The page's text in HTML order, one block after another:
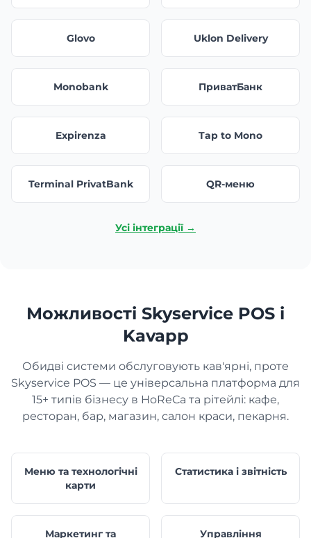
Glovo Uklon Delivery
Monobank ПриватБанк
Expirenza Tap to Mono
Terminal PrivatBank QR-меню
Усі інтеграції →
Можливості Skyservice POS і
Kavapp
Обидві системи обслуговують кав'ярні, проте
Skyservice POS — це універсальна платформа для
15+ типів бізнесу в HoReCa та рітейлі: кафе,
ресторан, бар, магазин, салон краси, пекарня.
Меню та технологічні
карти
Статистика і звітність
Маркетинг та Управління